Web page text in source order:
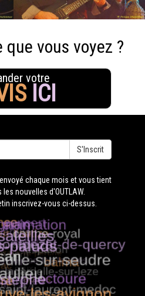
vous voyez ?
votre
ICI
S'Inscrit
chaque mois et vous tient
nouvelles d'OUTLAW.
inscrivez-vous ci-dessus.